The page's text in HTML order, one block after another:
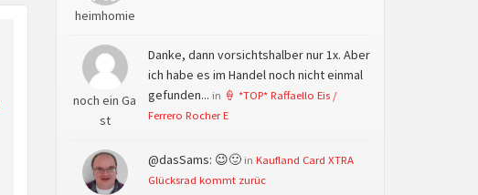
heimhomie
noch ein Ga
st
Danke, dann vorsichtshalber nur 1x. Aber
ich habe es im Handel noch nicht einmal
gefunden... in 🍦 *TOP* Raffaello Eis /
Ferrero Rocher E
@dasSams: 😉🙂 in Kaufland Card XTRA
Glücksrad kommt zurüc